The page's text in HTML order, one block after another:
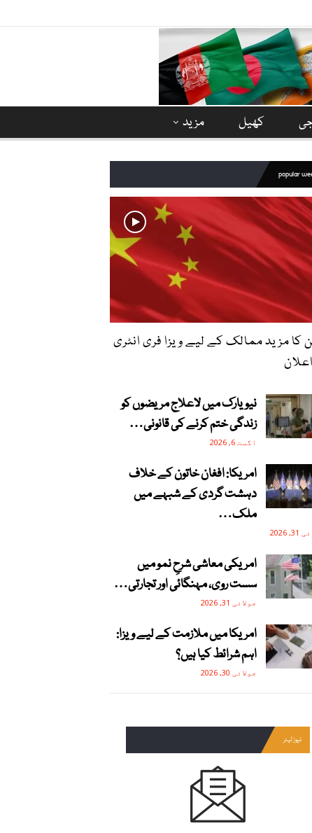
کھیل مزید
popular
کا مزید ممالک کے لیے ویزا فری انٹری
نیویارک میں لاعلاج مریضوں کو
زندگی ختم کرنے کی قانونی…
اگست 6, 2026
امریکا: افغان خاتون کے خلاف
دہشت گردی کے شبہے میں
ملک…
امریکی معاشی شرحِ نمو میں
سست روی، مہنگائی اور تجارتی…
جولائی 31, 2026
امریکا میں ملازمت کے لیے ویزا:
اہم شرائط کیا ہیں؟
جولائی 30, 2026
نیوز لیٹر